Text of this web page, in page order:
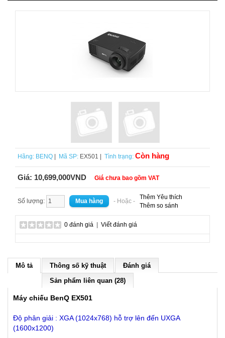
Hãng: BENQ Mã SP: EX501 | Tình trạng: Còn hàng
Giá: 10,699,000VND Giá chưa bao gồm VAT
Số lượng: - Hoặc -
Thêm Yêu thích
Thêm so sánh
0 đánh giá Viết đánh giá
Mô tả Thông số kỹ thuật
Đánh giá
Sản phẩm liên quan (28)
Máy chiếu BenQ EX501
Độ phân giải : XGA (1024x768) hỗ trợ lên đến UXGA
(1600x1200)